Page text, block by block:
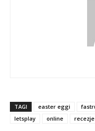
TAGI easter eggi
letsplay
online recezje